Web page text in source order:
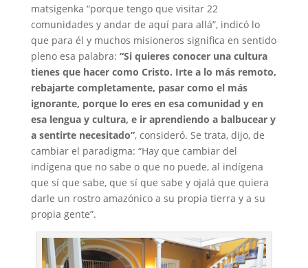
matsigenka “porque tengo que visitar 22
comunidades y andar de aquí para allá”, indicó lo
que para él y muchos misioneros significa en sentido
pleno esa palabra: “Si quieres conocer una cultura
tienes que hacer como Cristo. Irte a lo más remoto,
rebajarte completamente, pasar como el más
ignorante, porque lo eres en esa comunidad y en
esa lengua y cultura, e ir aprendiendo a balbucear y
a sentirte necesitado”, consideró. Se trata, dijo, de
cambiar el paradigma: “Hay que cambiar del
indígena que no sabe o que no puede, al indígena
que sí que sabe, que sí que sabe y ojalá que quiera
darle un rostro amazónico a su propia tierra y a su
propia gente”.